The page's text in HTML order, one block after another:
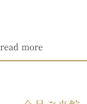
read more